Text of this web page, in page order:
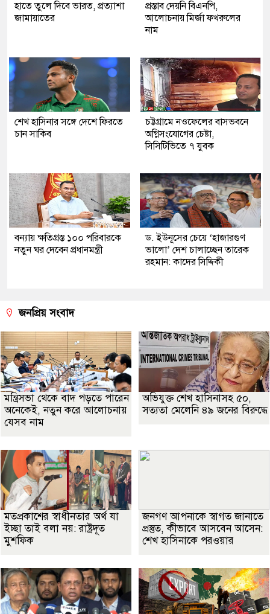
হাতে তুলে দিবে ভারত, প্রত্যাশা
জামায়াতের
প্রস্তাব দেয়নি বিএনপি,
আলোচনায় মির্জা ফখরুলের
নাম
শেখ হাসিনার সঙ্গে দেশে ফিরতে
চান সাকিব
চট্টগ্রামে নওফেলের বাসভবনে
অগ্নিসংযোগের চেষ্টা,
সিসিটিভিতে ৭ যুবক
বন্যায় ক্ষতিগ্রস্ত ১০০ পরিবারকে
নতুন ঘর দেবেন প্রধানমন্ত্রী
ড. ইউনূসের চেয়ে ‘হাজারগুণ
ভালো’ দেশ চালাচ্ছেন তারেক
রহমান: কাদের সিদ্দিকী
জনপ্রিয় সংবাদ
মন্ত্রিসভা থেকে বাদ পড়তে পারেন
অনেকেই, নতুন করে আলোচনায়
যেসব নাম
অভিযুক্ত শেখ হাসিনাসহ ৫০,
সত্যতা মেলেনি ৪৯ জনের বিরুদ্ধে
মতপ্রকাশের স্বাধীনতার অর্থ যা
ইচ্ছা তাই বলা নয়: রাষ্ট্রদূত
মুশফিক
জনগণ আপনাকে স্বাগত জানাতে
প্রস্তুত, কীভাবে আসবেন আসেন:
শেখ হাসিনাকে পরওয়ার